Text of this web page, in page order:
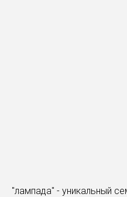
"лампада" - уникальный